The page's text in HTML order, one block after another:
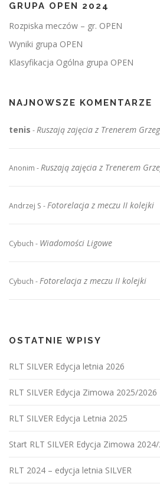
GRUPA OPEN 2024
Rozpiska meczów – gr. OPEN
Wyniki grupa OPEN
Klasyfikacja Ogólna grupa OPEN
NAJNOWSZE KOMENTARZE
tenis - Ruszają zajęcia z Trenerem
Anonim - Ruszają zajęcia z Trenerem
Andrzej S - Fotorelacja z meczu II kolejki
Cybuch - Wiadomości Ligowe
Cybuch - Fotorelacja z meczu II kolejki
OSTATNIE WPISY
RLT SILVER Edycja letnia 2026
RLT SILVER Edycja Zimowa 2025/2026
RLT SILVER Edycja Letnia 2025
Start RLT SILVER Edycja Zimowa
RLT 2024 – edycja letnia SILVER